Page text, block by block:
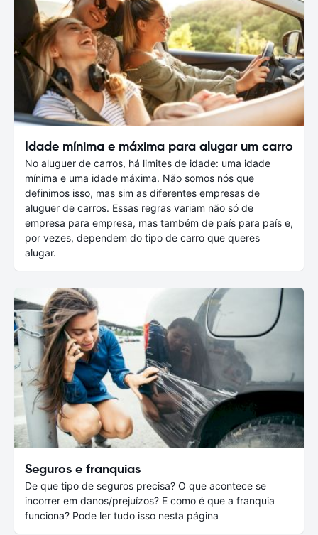
Idade mínima e máxima para alugar um carro
No aluguer de carros, há limites de idade: uma idade
mínima e uma idade máxima. Não somos nós que
definimos isso, mas sim as diferentes empresas de
aluguer de carros. Essas regras variam não só de
empresa para empresa, mas também de país para país e,
por vezes, dependem do tipo de carro que queres
alugar.
Seguros e franquias
De que tipo de seguros precisa? O que acontece se
incorrer em danos/prejuízos? E como é que a franquia
funciona? Pode ler tudo isso nesta página